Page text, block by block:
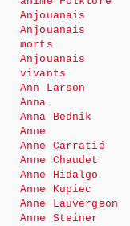
Anjouanais
Anjouanais
morts
Anjouanais
vivants
Ann Larson
Anna
Anna Bednik
Anne
Anne Carratié
Anne Chaudet
Anne Hidalgo
Anne Kupiec
Anne Lauvergeon
Anne Steiner